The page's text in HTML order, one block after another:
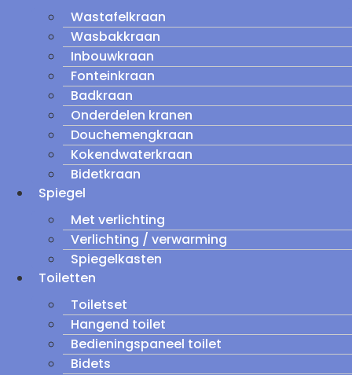
Wastafelkraan
Wasbakkraan
Inbouwkraan
Fonteinkraan
Badkraan
Onderdelen kranen
Douchemengkraan
Kokendwaterkraan
Bidetkraan
Spiegel
Met verlichting
Verlichting / verwarming
Spiegelkasten
Toiletten
Toiletset
Hangend toilet
Bedieningspaneel toilet
Bidets